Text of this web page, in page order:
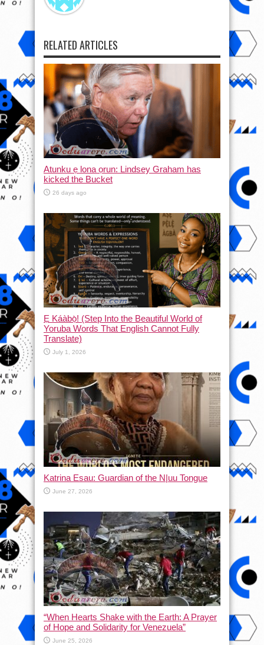
RELATED ARTICLES
Atunku ẹ lona ọrun: Lindsey Graham has
kicked the Bucket
26 days ago
Ẹ Káàbọ̀! (Step Into the Beautiful World of
Yoruba Words That English Cannot Fully
Translate)
July 1, 2026
Katrina Esau: Guardian of the N|uu Tongue
June 27, 2026
“When Hearts Shake with the Earth: A Prayer
of Hope and Solidarity for Venezuela”
June 25, 2026